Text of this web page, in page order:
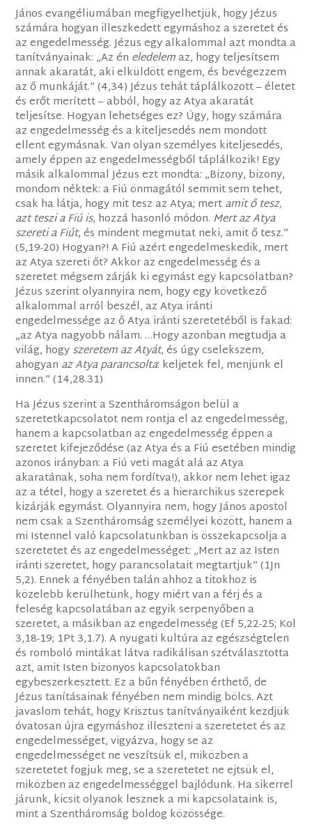
János evangéliumában megfigyelhetjük, hogy Jézus
számára hogyan illeszkedett egymáshoz a szeretet és
az engedelmesség. Jézus egy alkalommal azt mondta a
tanítványainak: „Az én eledelemaz, hogy teljesítsem
annak akaratát, aki elküldött engem, és bevégezzem
az ő munkáját.” (4,34) Jézus tehát táplálkozott – életet
és erőt merített – abból, hogy az Atya akaratát
teljesítse. Hogyan lehetséges ez? Úgy, hogy számára
az engedelmesség és a kiteljesedés nem mondott
ellent egymásnak. Van olyan személyes kiteljesedés,
amely éppen az engedelmességből táplálkozik! Egy
másik alkalommal Jézus ezt mondta: „Bizony, bizony,
mondom néktek: a Fiú önmagától semmit sem tehet,
csak ha látja, hogy mit tesz az Atya; mertamit ő tesz,
azt teszi a Fiú is, hozzá hasonló módon. Mert az Atya
szereti a Fiút, és mindent megmutat neki, amit ő tesz.”
(5,19-20) Hogyan?! A Fiú azért engedelmeskedik, mert
az Atya szereti őt? Akkor az engedelmesség és a
szeretet mégsem zárják ki egymást egy kapcsolatban?
Jézus szerint olyannyira nem, hogy egy következő
alkalommal arról beszél, az Atya iránti
engedelmessége az ő Atya iránti szeretetéből is fakad:
„az Atya nagyobb nálam. …Hogy azonban megtudja a
világ, hogyszeretem az Atyát, és úgy cselekszem,
ahogyan az Atya parancsolta: keljetek fel, menjünk el
innen.” (14,28.31)
Ha Jézus szerint a Szentháromságon belül a
szeretetkapcsolatot nem rontja el az engedelmesség,
hanem a kapcsolatban az engedelmesség éppen a
szeretet kifejeződése (az Atya és a Fiú esetében mindig
azonos irányban: a Fiú veti magát alá az Atya
akaratának, soha nem fordítva!), akkor nem lehet igaz
az a tétel, hogy a szeretet és a hierarchikus szerepek
kizárják egymást. Olyannyira nem, hogy János apostol
nem csak a Szentháromság személyei között, hanem a
mi Istennel való kapcsolatunkban is összekapcsolja a
szeretetet és az engedelmességet: „Mert az az Isten
iránti szeretet, hogy parancsolatait megtartjuk” (1Jn
5,2). Ennek a fényében talán ahhoz a titokhoz is
közelebb kerülhetünk, hogy miért van a férj és a
feleség kapcsolatában az egyik serpenyőben a
szeretet, a másikban az engedelmesség (Ef 5,22-25; Kol
3,18-19; 1Pt 3,1.7). A nyugati kultúra az egészségtelen
és romboló mintákat látva radikálisan szétválasztotta
azt, amit Isten bizonyos kapcsolatokban
egybeszerkesztett. Ez a bűn fényében érthető, de
Jézus tanításainak fényében nem mindig bölcs. Azt
javaslom tehát, hogy Krisztus tanítványaiként kezdjük
óvatosan újra egymáshoz illeszteni a szeretetet és az
engedelmességet, vigyázva, hogy se az
engedelmességet ne veszítsük el, miközben a
szeretetet fogjuk meg, se a szeretetet ne ejtsük el,
miközben az engedelmességgel bajlódunk. Ha sikerrel
járunk, kicsit olyanok lesznek a mi kapcsolataink is,
mint a Szentháromság boldog közössége.